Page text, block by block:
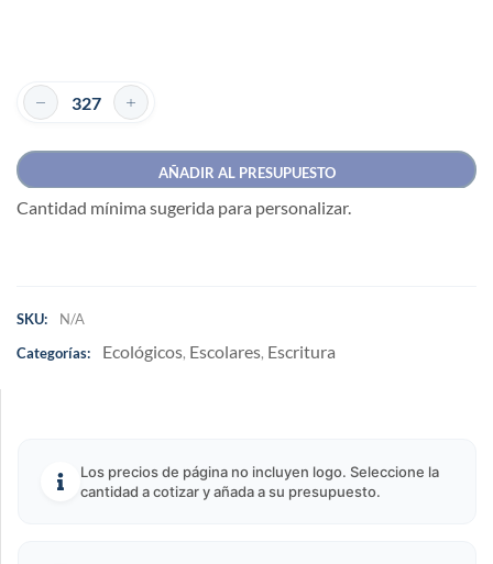
AÑADIR AL PRESUPUESTO
Cantidad mínima sugerida para personalizar.
SKU:
N/A
Categorías:
Ecológicos, Escolares, Escritura
Los precios de página no incluyen logo. Seleccione la
cantidad a cotizar y añada a su presupuesto.